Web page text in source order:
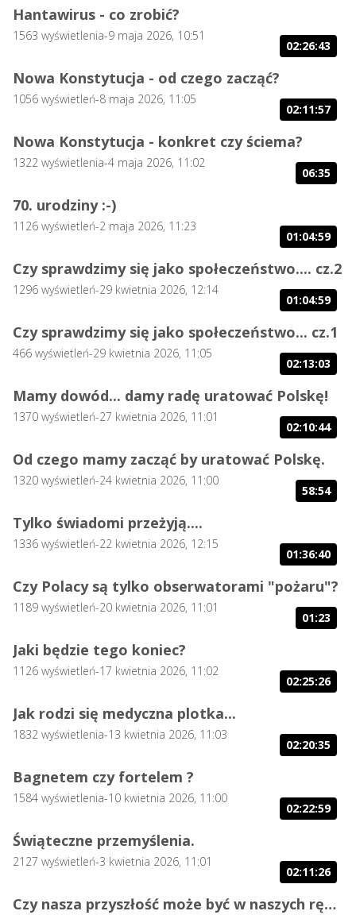
Hantawirus - co zrobić?
1563 wyświetlenia-9 maja 2026, 10:51
02:26:43
Nowa Konstytucja - od czego zacząć?
1056 wyświetleń-8 maja 2026, 11:05
02:11:57
Nowa Konstytucja - konkret czy ściema?
1322 wyświetlenia-4 maja 2026, 11:02
06:35
70. urodziny :-)
1126 wyświetleń-2 maja 2026, 11:23
01:04:59
Czy sprawdzimy się jako społeczeństwo.... cz.2
1296 wyświetleń-29 kwietnia 2026, 12:14
01:04:59
Czy sprawdzimy się jako społeczeństwo... cz.1
466 wyświetleń-29 kwietnia 2026, 11:05
02:13:03
Mamy dowód... damy radę uratować Polskę!
1370 wyświetleń-27 kwietnia 2026, 11:01
02:10:44
Od czego mamy zacząć by uratować Polskę.
1320 wyświetleń-24 kwietnia 2026, 11:00
58:54
Tylko świadomi przeżyją....
1336 wyświetleń-22 kwietnia 2026, 12:15
01:36:40
Czy Polacy są tylko obserwatorami "pożaru"?
1189 wyświetleń-20 kwietnia 2026, 11:01
01:23
Jaki będzie tego koniec?
1126 wyświetleń-17 kwietnia 2026, 11:02
02:25:26
Jak rodzi się medyczna plotka...
1832 wyświetlenia-13 kwietnia 2026, 11:03
02:20:35
Bagnetem czy fortelem ?
1584 wyświetlenia-10 kwietnia 2026, 11:00
02:22:59
Świąteczne przemyślenia.
2127 wyświetleń-3 kwietnia 2026, 11:01
02:11:26
Czy nasza przyszłość może być w naszych rękach?